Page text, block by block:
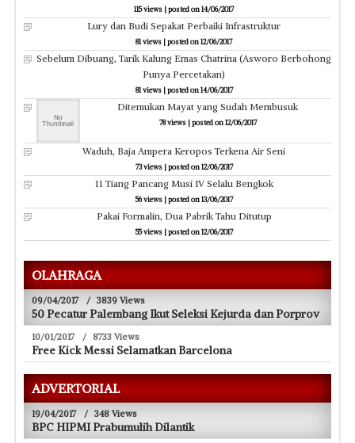
115 views |posted on 14/06/2017
Lury dan Budi Sepakat Perbaiki Infrastruktur
81 views |posted on 12/06/2017
Sebelum Dibuang, Tarik Kalung Emas Chatrina (Asworo Berbohong
Punya Percetakan)
81 views|posted on 14/06/2017
Ditemukan Mayat yang Sudah Membusuk
78 views|posted on 12/06/2017
Waduh, Baja Ampera Keropos Terkena Air Seni
73 views|posted on 12/06/2017
11 Tiang Pancang Musi IV Selalu Bengkok
56 views|posted on 13/06/2017
Pakai Formalin, Dua Pabrik Tahu Ditutup
55 views|posted on 12/06/2017
OLAHRAGA
09/04/2017 / 3839 Views
50 Pecatur Palembang Ikut Seleksi Kejurda dan Porprov
10/01/2017 / 8733 Views
Free Kick Messi Selamatkan Barcelona
ADVERTORIAL
19/04/2017 / 348 Views
BPC HIPMI Prabumulih Dilantik